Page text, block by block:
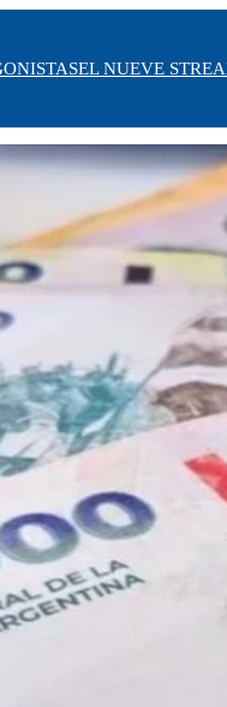
EL NUEVE